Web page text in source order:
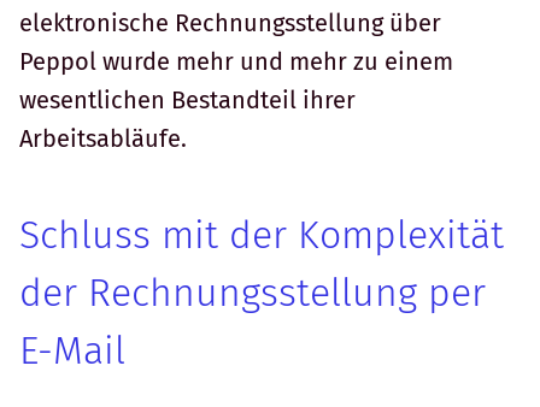
elektronische Rechnungsstellung über
Peppol wurde mehr und mehr zu einem
wesentlichen Bestandteil ihrer
Arbeitsabläufe.
Schluss mit der Komplexität
der Rechnungsstellung per
E-Mail